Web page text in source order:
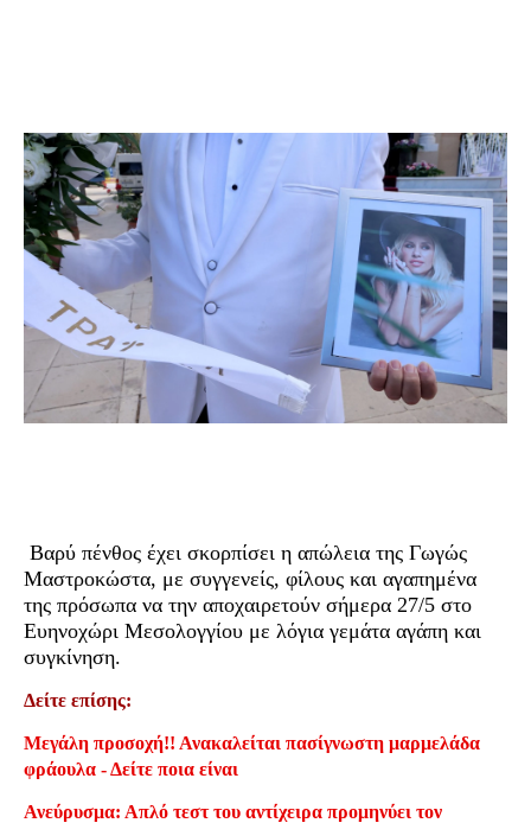
Βαρύ πένθος έχει σκορπίσει η απώλεια της Γωγώς
Μαστροκώστα, με συγγενείς, φίλους και αγαπημένα
της πρόσωπα να την αποχαιρετούν σήμερα 27/5 στο
Ευηνοχώρι Μεσολογγίου με λόγια γεμάτα αγάπη και
συγκίνηση.
Δείτε επίσης:
Μεγάλη προσοχή!! Ανακαλείται πασίγνωστη μαρμελάδα
φράουλα - Δείτε ποια είναι
Ανεύρυσμα: Απλό τεστ του αντίχειρα προμηνύει τον